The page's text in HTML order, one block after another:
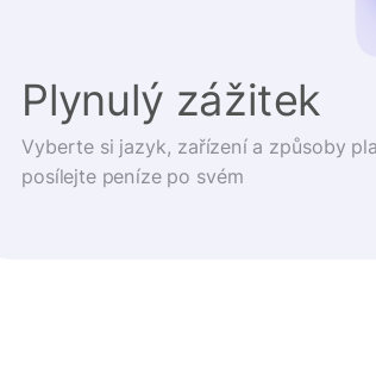
Plynulý zážitek
Vyberte si jazyk, zařízení a způsoby
posílejte peníze po svém